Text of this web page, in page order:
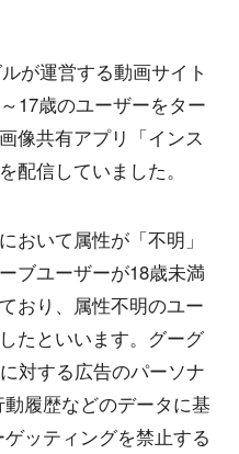
が運営する動画サイト
17歳のユーザーをター
像共有アプリ「インス
配信していました。
おいて属性が「不明」
ブユーザーが18歳未満
おり、属性不明のユー
たといいます。グーグ
対する広告のパーソナ
履歴などのデータに基
ッティングを禁止する